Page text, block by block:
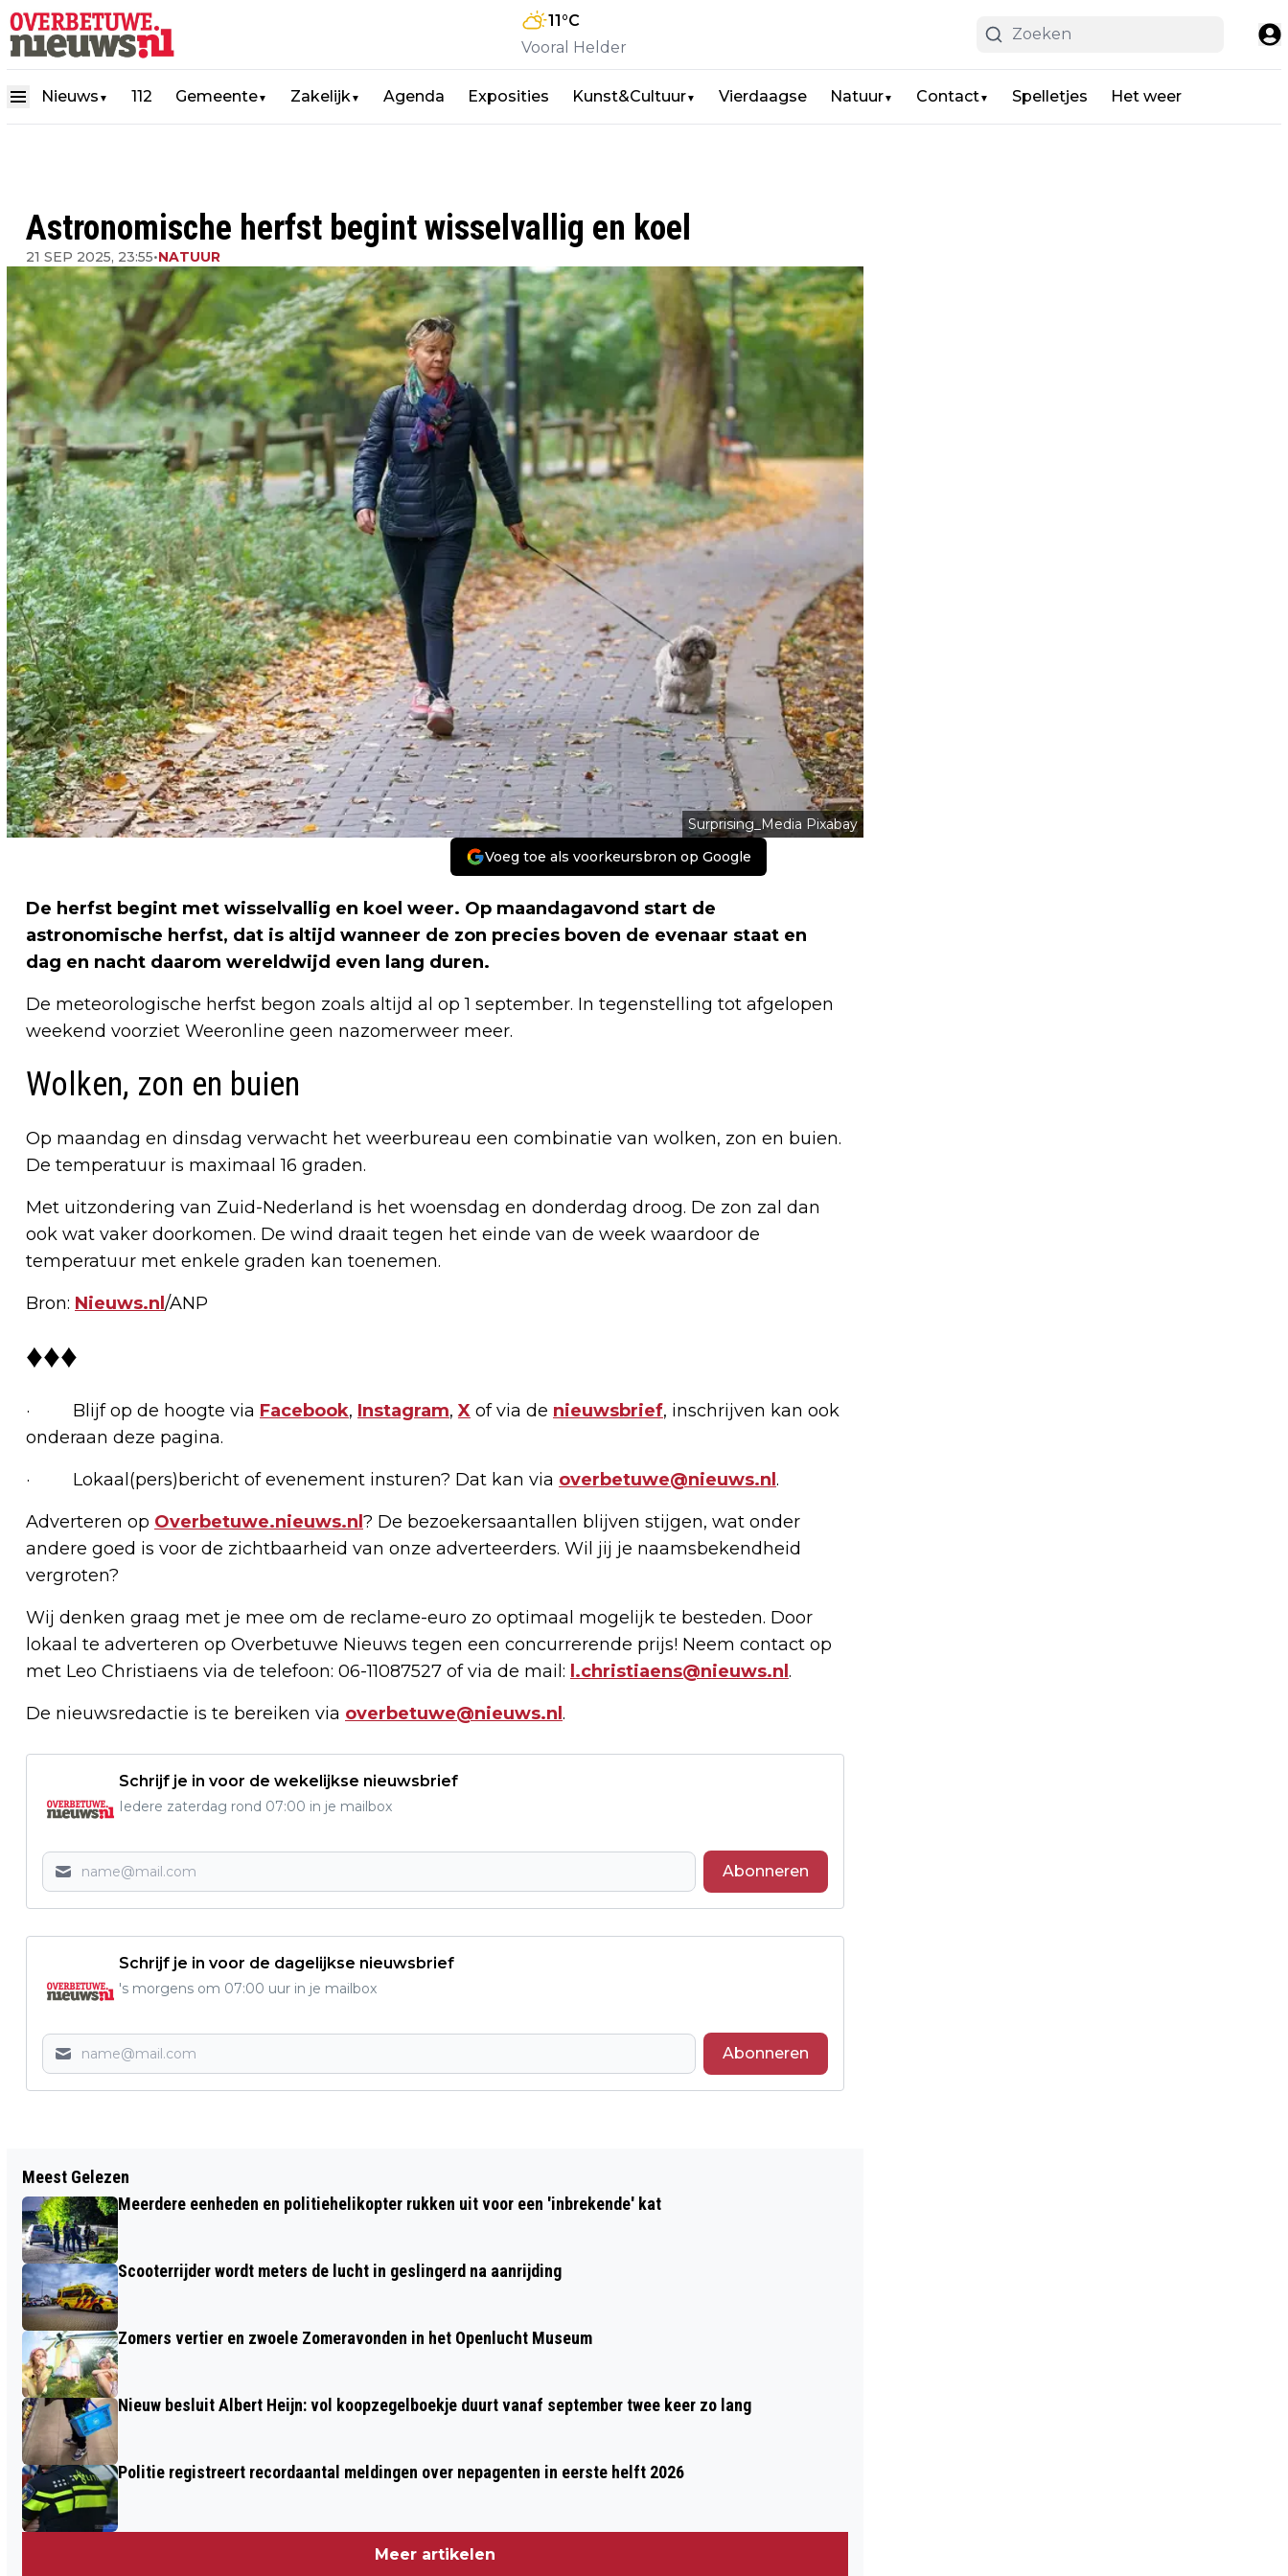
11°C
Vooral Helder
Nieuws ▼ 112 Gemeente▼ Zakelijk▼ Agenda Exposities Kunst&Cultuur▼ Vierdaagse Natuur▼ Contact▼ Spelletjes Het weer
Astronomische herfst begint wisselvallig en koel
21 SEP 2025, 23:55•NATUUR
Surprising_Media Pixabay
Voeg toe als voorkeursbron op Google
De herfst begint met wisselvallig en koel weer. Op maandagavond start de
astronomische herfst, dat is altijd wanneer de zon precies boven de evenaar staat en
dag en nacht daarom wereldwijd even lang duren.
De meteorologische herfst begon zoals altijd al op 1 september. In tegenstelling tot afgelopen
weekend voorziet Weeronline geen nazomerweer meer.
Wolken, zon en buien
Op maandag en dinsdag verwacht het weerbureau een combinatie van wolken, zon en buien.
De temperatuur is maximaal 16 graden.
Met uitzondering van Zuid-Nederland is het woensdag en donderdag droog. De zon zal dan
ook wat vaker doorkomen. De wind draait tegen het einde van de week waardoor de
temperatuur met enkele graden kan toenemen.
Bron: Nieuws.nl /ANP
♦♦♦
· Blijf op de hoogte via Facebook, Instagram,X of via de nieuwsbrief, inschrijven kan ook
onderaan deze pagina.
· Lokaal(pers)bericht of evenement insturen? Dat kan via overbetuwe@nieuws.nl .
Adverteren op Overbetuwe.nieuws.nl ? De bezoekersaantallen blijven stijgen, wat onder
andere goed is voor de zichtbaarheid van onze adverteerders. Wil jij je naamsbekendheid
vergroten?
Wij denken graag met je mee om de reclame-euro zo optimaal mogelijk te besteden. Door
lokaal te adverteren op Overbetuwe Nieuws tegen een concurrerende prijs! Neem contact op
met Leo Christiaens via de telefoon: 06-11087527 of via de mail: l.christiaens@nieuws.nl .
De nieuwsredactie is te bereiken via overbetuwe@nieuws.nl .
Schrijf je in voor de wekelijkse nieuwsbrief
Iedere zaterdag rond 07:00 in je mailbox
Abonneren
Schrijf je in voor de dagelijkse nieuwsbrief
's morgens om 07:00 uur in je mailbox
Abonneren
FOTO'S: BRITSE 6-PONDER
OVERGEDRAGEN AAN DE POOLSE 6E
AIRBORNE BRIGADE
DEFENSIE-ENQUÊTE VERSTUURD
Meest Gelezen
Meerdere eenheden en politiehelikopter rukken uit voor een 'inbrekende' kat
Scooterrijder wordt meters de lucht in geslingerd na aanrijding
Zomers vertier en zwoele Zomeravonden in het Openlucht Museum
Nieuw besluit Albert Heijn: vol koopzegelboekje duurt vanaf september twee keer zo lang
Politie registreert recordaantal meldingen over nepagenten in eerste helft 2026
Meer artikelen